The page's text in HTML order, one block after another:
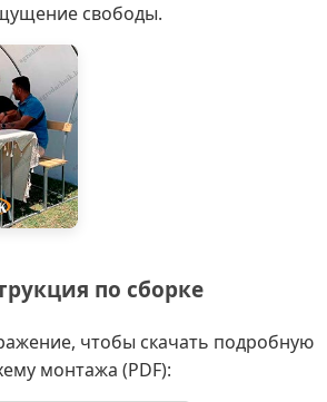
свободы.
по сборке
чтобы скачать подробную
монтажа (PDF):